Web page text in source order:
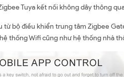
Tuya kết nối không dây thông
bộ điều khiển trung tâm Zigbee
thống Wifi cũng như hệ thống nhà